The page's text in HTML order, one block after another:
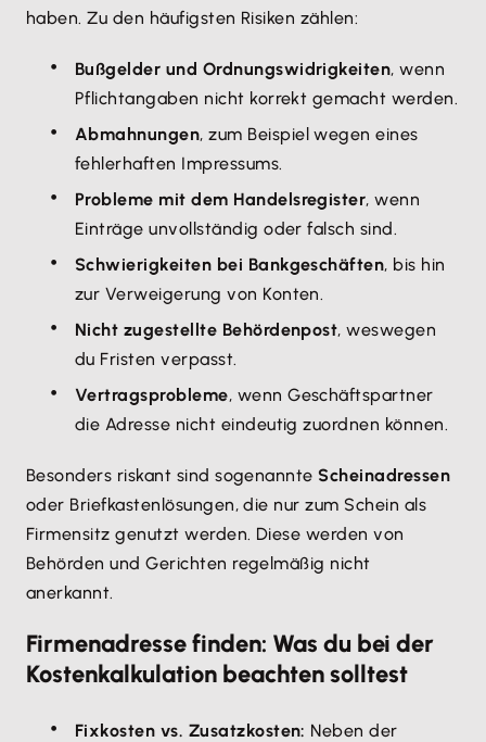
haben. Zu den häufigsten Risiken zählen:
Bußgelder und Ordnungswidrigkeiten, wenn
Pflichtangaben nicht korrekt gemacht werden.
Abmahnungen, zum Beispiel wegen eines
fehlerhaften Impressums.
Probleme mit dem Handelsregister, wenn
Einträge unvollständig oder falsch sind.
Schwierigkeiten bei Bankgeschäften, bis hin
zur Verweigerung von Konten.
Nicht zugestellte Behördenpost, weswegen
du Fristen verpasst.
Vertragsprobleme, wenn Geschäftspartner
die Adresse nicht eindeutig zuordnen können.
Besonders riskant sind sogenannteScheinadressen
oder Briefkastenlösungen, die nur zum Schein als
Firmensitz genutzt werden. Diese werden von
Behörden und Gerichten regelmäßig nicht
anerkannt.
Firmenadresse finden: Was du bei der
Kostenkalkulation beachten solltest
Fixkosten vs. Zusatzkosten: Neben der